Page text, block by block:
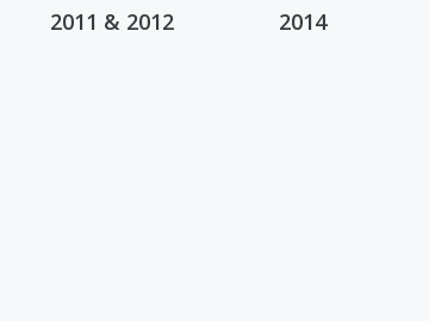
2011 & 2012 2014